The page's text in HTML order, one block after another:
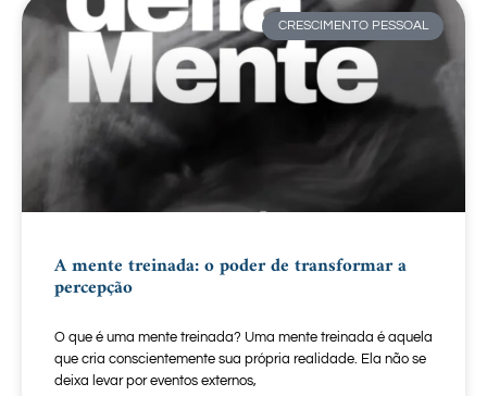
CRESCIMENTO PESSOAL
A mente treinada: o poder de transformar a
percepção
O que é uma mente treinada? Uma mente treinada é aquela
que cria conscientemente sua própria realidade. Ela não se
deixa levar por eventos externos,